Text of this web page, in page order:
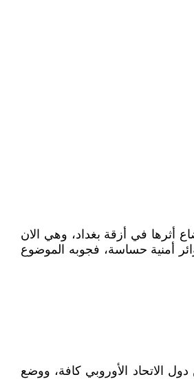
في أزقة بغداد، وهي الان
أمنية حساسة، فجوبه الموضوع
الاتحاد الأوروبي كافة، ووضع